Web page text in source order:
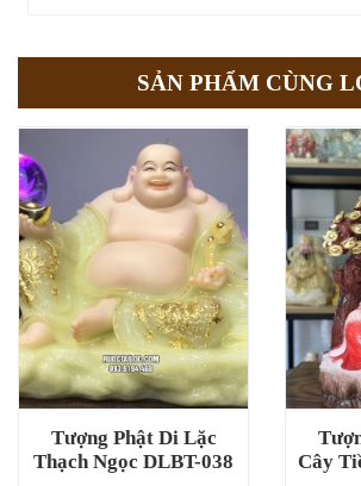
SẢN PHẨM CÙNG
Tượng Phật Di Lặc
Thạch Ngọc DLBT-038
Cây